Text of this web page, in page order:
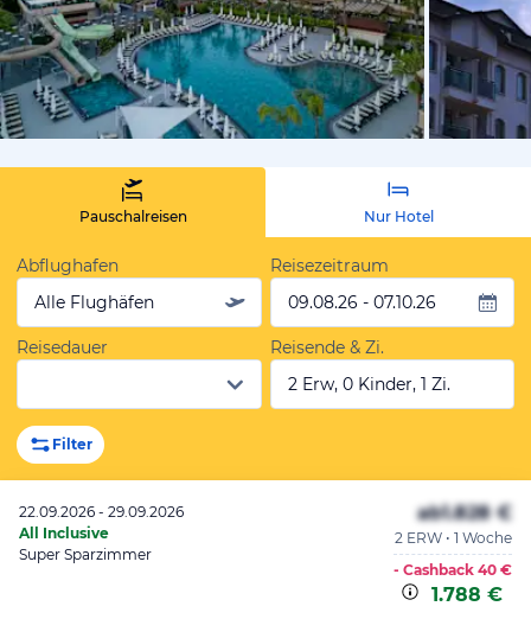
vom
Pauschalreisen Nur Hotel
Abflughafen
Alle Flughäfen
Reisezeitraum
09.08.26 - 07.10.26
Reisedauer
Reisende & Zi.
2 Erw, 0 Kinder, 1 Zi.
Filter
22.09.2026 - 29.09.2026
All Inclusive
Super Sparzimmer
ab1.828 €
2 ERW • 1 Woche
- Cashback 40 €
1.788 €